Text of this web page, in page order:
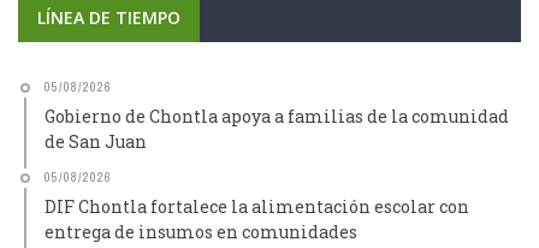
LÍNEA DE TIEMPO
05/08/2026
Gobierno de Chontla apoya a familias de la comunidad
de San Juan
05/08/2026
DIF Chontla fortalece la alimentación escolar con
entrega de insumos en comunidades